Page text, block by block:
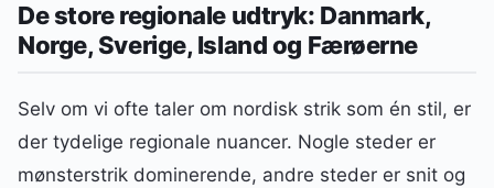
De store regionale udtryk: Danmark,
Norge, Sverige, Island og Færøerne
Selv om vi ofte taler om nordisk strik som én stil, er
der tydelige regionale nuancer. Nogle steder er
mønsterstrik dominerende, andre steder er snit og